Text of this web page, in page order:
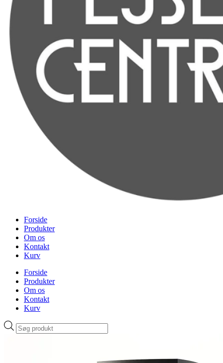
Forside
Produkter
Om os
Kontakt
Kurv
Forside
Produkter
Om os
Kontakt
Kurv
Products
search